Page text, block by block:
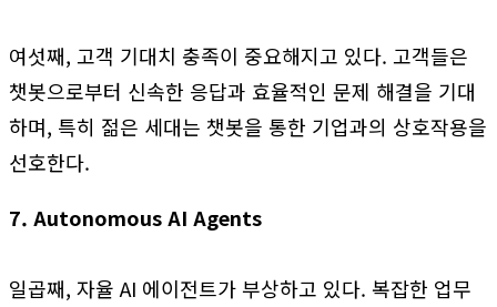
여섯째, 고객 기대치 충족이 중요해지고 있다. 고객들은
챗봇으로부터 신속한 응답과 효율적인 문제 해결을 기대
하며, 특히 젊은 세대는 챗봇을 통한 기업과의 상호작용을
선호한다.
7. Autonomous AI Agents
일곱째, 자율 AI 에이전트가 부상하고 있다. 복잡한 업무